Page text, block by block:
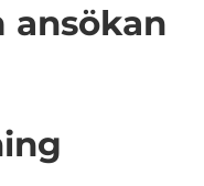
ansökan